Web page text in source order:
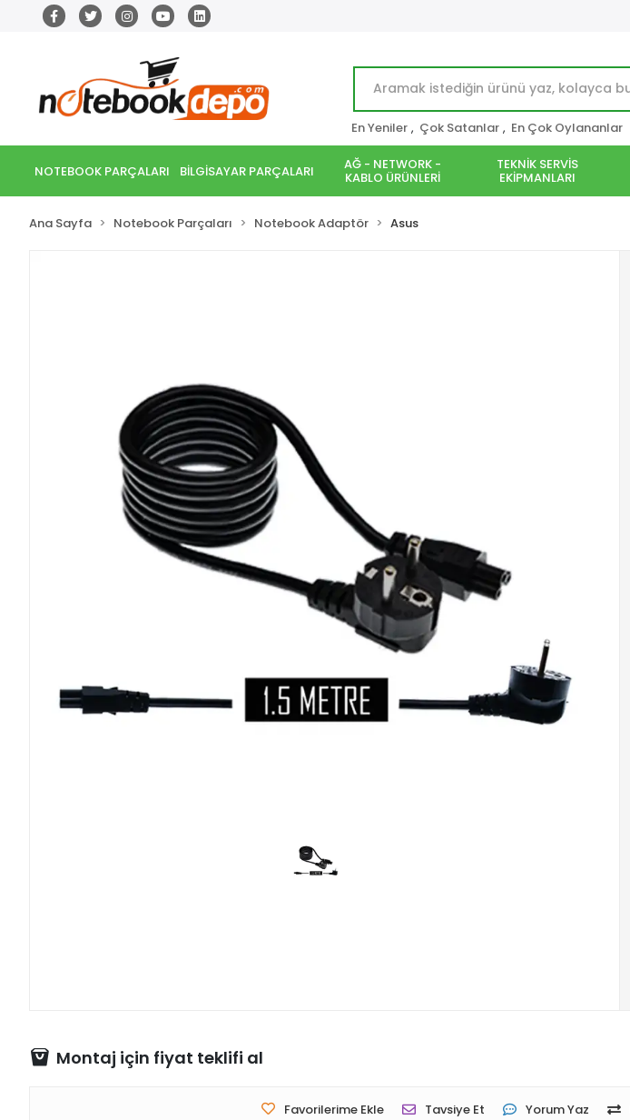
En Yeniler , Çok Satanlar , En Çok Oylananlar
NOTEBOOK PARÇALARI BİLGİSAYAR PARÇALARI AĞ - NETWORK -
KABLO ÜRÜNLERİ
TEKNİK SERVİS
EKİPMANLARI
Ana Sayfa Notebook Parçaları Notebook Adaptör Asus
Montaj için fiyat teklifi al
Favorilerime Ekle Tavsiye Et Yorum Yaz